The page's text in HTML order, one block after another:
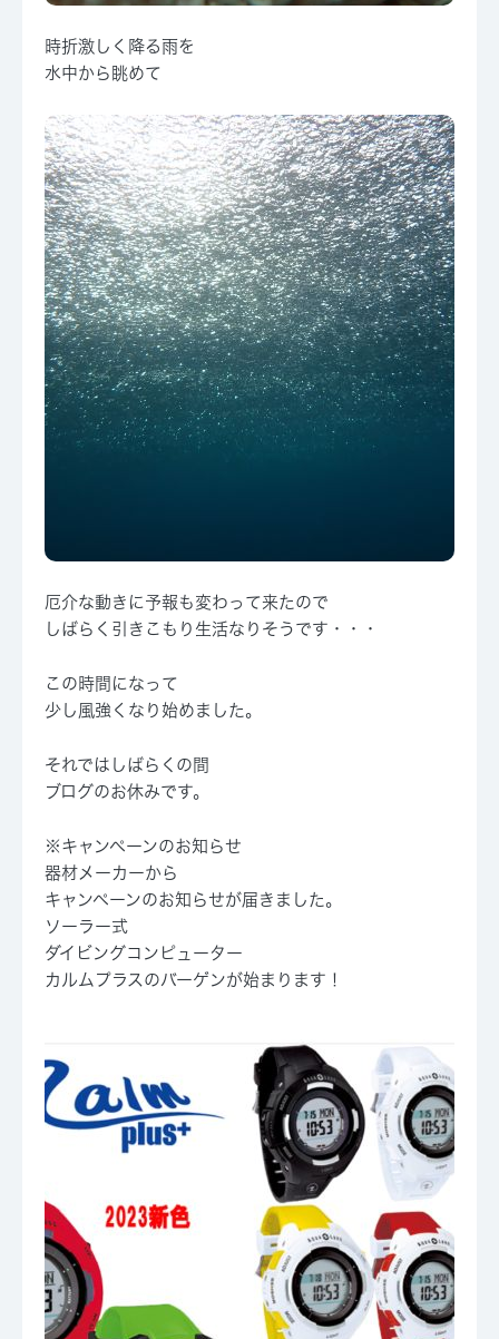
時折激しく降る雨を
水中から眺めて
厄介な動きに予報も変わって来たので
しばらく引きこもり生活なりそうです・・・
この時間になって
少し風強くなり始めました。
それではしばらくの間
ブログのお休みです。
※キャンペーンのお知らせ
器材メーカーから
キャンペーンのお知らせが届きました。
ソーラー式
ダイビングコンピューター
カルムプラスのバーゲンが始まります！